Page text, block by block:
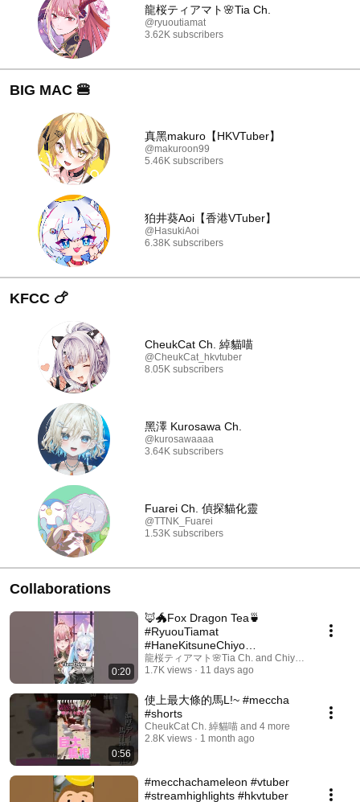
龍桜ティアマト🌸Tia Ch.
@ryuoutiamat
3.62K subscribers
BIG MAC 🍔
真黑makuro【HKVTuber】
@makuroon99
5.46K subscribers
狛井葵Aoi【香港VTuber】
@HasukiAoi
6.38K subscribers
KFCC 🍗
CheukCat Ch. 綽貓喵
@CheukCat_hkvtuber
8.05K subscribers
黑澤 Kurosawa Ch.
@kurosawaaaa
3.64K subscribers
Fuarei Ch. 偵探貓化靈
@TTNK_Fuarei
1.53K subscribers
Collaborations
0:20
🦊🐲Fox Dragon Tea🍵
#RyuouTiamat
#HaneKitsuneChiyo
#ryuoutiamat #chiyo #memes龍桜ティアマト🌸Tia Ch. and Chiyo ch. 羽狐神
1.7K views
11 days ago
0:56
使上最大條的馬L!~ #meccha
#shorts
CheukCat Ch. 綽貓喵 and 4 more
2.8K views
1 month ago
#mecchachameleon #vtuber
#streamhighlights #hkvtuber